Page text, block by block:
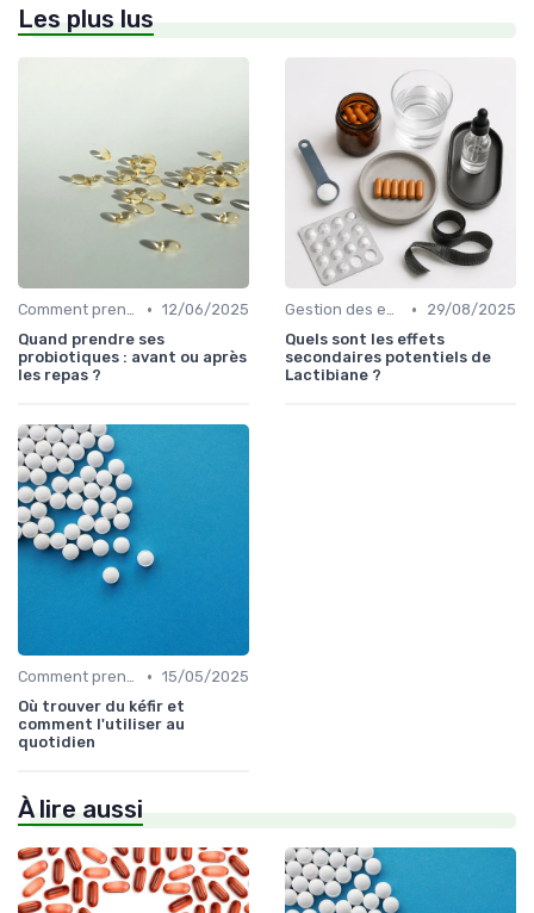
Les plus lus
Comment prendre des probiotiques • 12/06/2025
Quand prendre ses
probiotiques : avant ou après
les repas ?
Gestion des effets secondaires •
29/08/2025
Quels sont les effets
secondaires potentiels de
Lactibiane ?
Comment prendre des probiotiques • 15/05/2025
Où trouver du kéfir et
comment l'utiliser au
quotidien
À lire aussi